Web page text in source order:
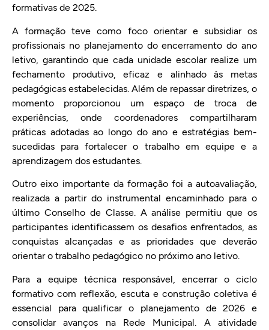
formativas de 2025.
A formação teve como foco orientar e subsidiar os
profissionais no planejamento do encerramento do ano
letivo, garantindo que cada unidade escolar realize um
fechamento produtivo, eficaz e alinhado às metas
pedagógicas estabelecidas. Além de repassar diretrizes, o
momento proporcionou um espaço de troca de
experiências, onde coordenadores compartilharam
práticas adotadas ao longo do ano e estratégias bem-
sucedidas para fortalecer o trabalho em equipe e a
aprendizagem dos estudantes.
Outro eixo importante da formação foi a autoavaliação,
realizada a partir do instrumental encaminhado para o
último Conselho de Classe. A análise permitiu que os
participantes identificassem os desafios enfrentados, as
conquistas alcançadas e as prioridades que deverão
orientar o trabalho pedagógico no próximo ano letivo.
Para a equipe técnica responsável, encerrar o ciclo
formativo com reflexão, escuta e construção coletiva é
essencial para qualificar o planejamento de 2026 e
consolidar avanços na Rede Municipal. A atividade